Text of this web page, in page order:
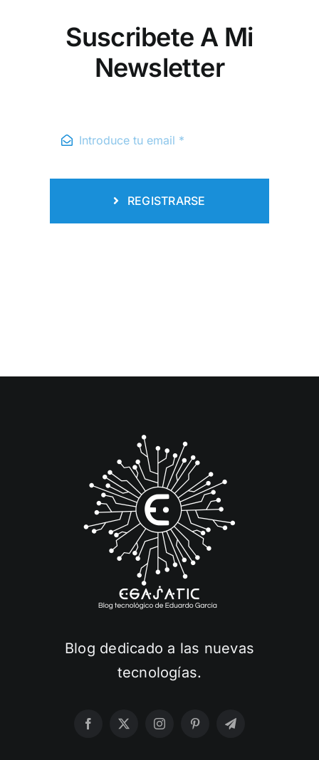
Suscribete A Mi
Newsletter
REGISTRARSE
Blog dedicado a las nuevas
tecnologías.